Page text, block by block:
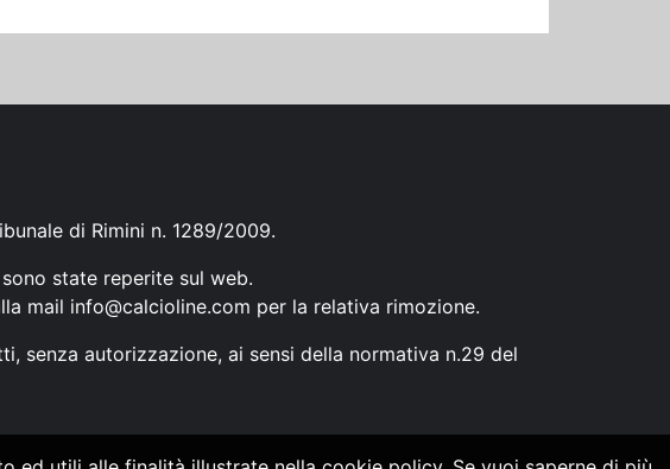
di Rimini n. 1289/2009.
state reperite sul web.
mail info@calcioline.com per la relativa rimozione.
senza autorizzazione, ai sensi della normativa n.29 del